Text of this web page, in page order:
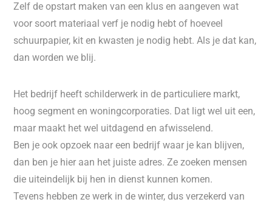
Zelf de opstart maken van een klus en aangeven wat
voor soort materiaal verf je nodig hebt of hoeveel
schuurpapier, kit en kwasten je nodig hebt. Als je dat kan,
dan worden we blij.
Het bedrijf heeft schilderwerk in de particuliere markt,
hoog segment en woningcorporaties. Dat ligt wel uit een,
maar maakt het wel uitdagend en afwisselend.
Ben je ook opzoek naar een bedrijf waar je kan blijven,
dan ben je hier aan het juiste adres. Ze zoeken mensen
die uiteindelijk bij hen in dienst kunnen komen.
Tevens hebben ze werk in de winter, dus verzekerd van